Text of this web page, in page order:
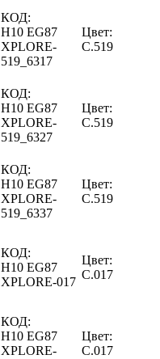
КОД:
H10 EG87
XPLORE-
519_6317
Цвет:
C.519
КОД:
H10 EG87
XPLORE-
519_6327
Цвет:
C.519
КОД:
H10 EG87
XPLORE-
519_6337
Цвет:
C.519
КОД:
H10 EG87
XPLORE-017
Цвет:
C.017
КОД:
H10 EG87
XPLORE-
Цвет:
C.017